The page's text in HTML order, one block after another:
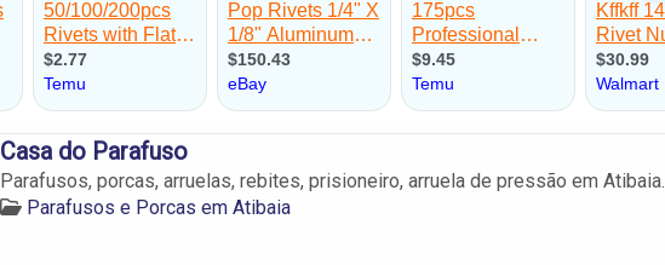
Casa do Parafuso
Parafusos, porcas, arruelas, rebites, prisioneiro, arruela de pressão em Atibaia.
Parafusos e Porcas em Atibaia